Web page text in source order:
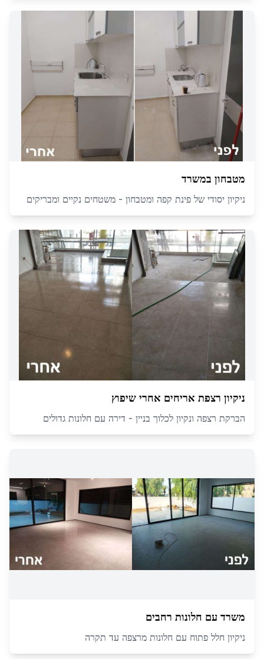
מטבחון במשרד
ניקיון יסודי של פינת קפה ומטבחון - משטחים נקיים ומבריקים
ניקיון רצפת אריחים אחרי שיפוץ
הברקת רצפה ונקיון לכלוך בניין - דירה עם חלונות גדולים
משרד עם חלונות רחבים
ניקיון חלל פתוח עם חלונות מרצפה עד תקרה